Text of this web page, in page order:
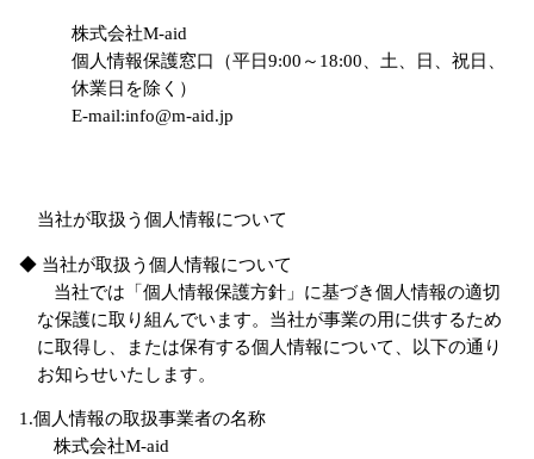
株式会社M-aid
個人情報保護窓口（平日9:00～18:00、土、日、祝日、
休業日を除く）
E-mail:info@m-aid.jp
当社が取扱う個人情報について
◆ 当社が取扱う個人情報について
当社では「個人情報保護方針」に基づき個人情報の適切
な保護に取り組んでいます。当社が事業の用に供するため
に取得し、または保有する個人情報について、以下の通り
お知らせいたします。
1.個人情報の取扱事業者の名称
株式会社M-aid